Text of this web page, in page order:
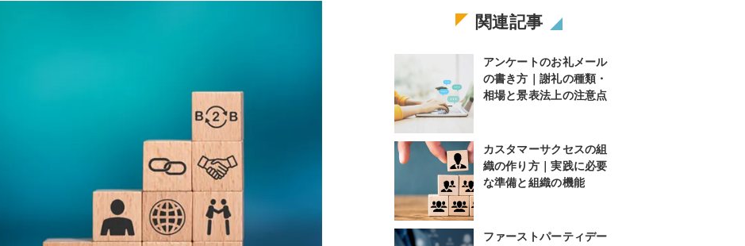
関連記事
アンケートのお礼メール
の書き方｜謝礼の種類・
相場と景表法上の注意点
カスタマーサクセスの組
織の作り方｜実践に必要
な準備と組織の機能
ファーストパーティデー